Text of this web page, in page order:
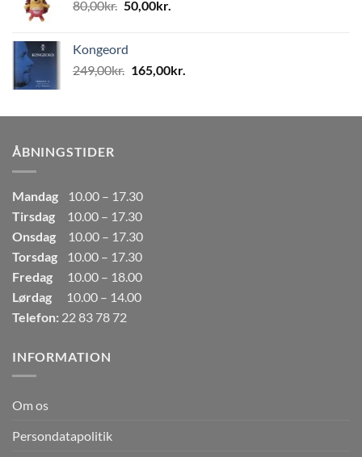
80,00kr..50,00kr..
80,00kr. Den
var:
80,00kr..
50,00kr.
50,00kr..
Kongeord
249,00kr. Den
var:
165,00kr.
er:
ÅBNINGSTIDER
Mandag
10.00 – 17.30
Tirsdag
10.00 – 17.30
Onsdag
10.00 – 17.30
Torsdag
10.00 – 17.30
Fredag
10.00 – 18.00
Lørdag
10.00 – 14.00
Telefon: 22 83 78 72
INFORMATION
Om os
Persondatapolitik